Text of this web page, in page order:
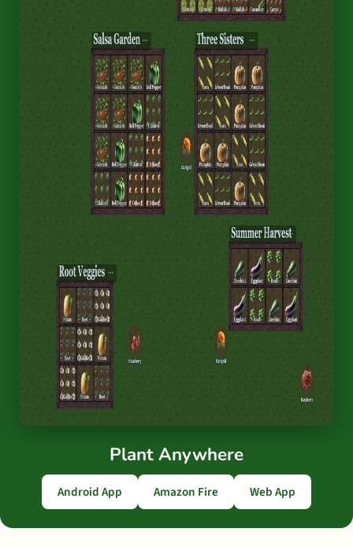
Plant Anywhere
Android App Amazon Fire Web App